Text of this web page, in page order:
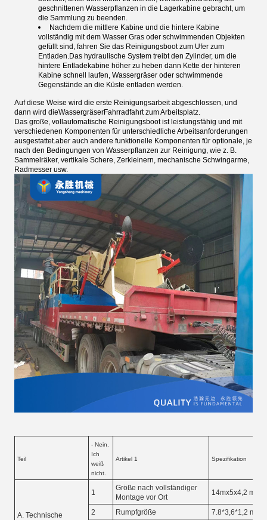
geschnittenen Wasserpflanzen in die Lagerkabine gebracht, um
die Sammlung zu beenden.
Nachdem die mittlere Kabine und die hintere Kabine
vollständig mit dem Wasser Gras oder schwimmenden Objekten
gefüllt sind, fahren Sie das Reinigungsboot zum Ufer zum
Entladen.Das hydraulische System treibt den Zylinder, um die
hintere Entladekabine höher zu heben dann Kette der hinteren
Kabine schnell laufen, Wassergräser oder schwimmende
Gegenstände an die Küste entladen werden.
Auf diese Weise wird die erste Reinigungsarbeit abgeschlossen, und
dann wird dieWassergräserFahrradfahrt zum Arbeitsplatz.
Das große, vollautomatische Reinigungsboot ist leistungsfähig und mit
verschiedenen Komponenten für unterschiedliche Arbeitsanforderungen
ausgestattet.aber auch andere funktionelle Komponenten für optionale, je
nach den Bedingungen von Wasserpflanzen zur Reinigung, wie z. B.
Sammelräker, vertikale Schere, Zerkleinern, mechanische Schwingarme,
Radmesser usw.
Teil
- Nein.
Ich
weiß
nicht.
Artikel 1 Spezifikation
A. Technische
1
Größe nach vollständiger
Montage vor Ort
14mx5x4,2 m
2 Rumpfgröße
7.8*3,6*1,2 m